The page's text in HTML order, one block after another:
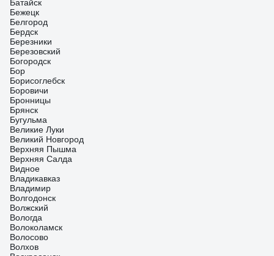
Батайск
Бежецк
Белгород
Бердск
Березники
Березовский
Богородск
Бор
Борисоглебск
Боровичи
Бронницы
Брянск
Бугульма
Великие Луки
Великий Новгород
Верхняя Пышма
Верхняя Салда
Видное
Владикавказ
Владимир
Волгодонск
Волжский
Вологда
Волоколамск
Волосово
Волхов